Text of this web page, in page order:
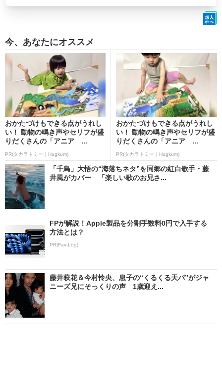
今、あなたにオススメ
おかたづけもできる点がうれし
い！ 動物の鳴き声やセリフが盛
りだくさんの「アニア ...
PR(タカラトミー｜Hugkum)
おかたづけもできる点がうれし
い！ 動物の鳴き声やセリフが盛
りだくさんの「アニア ...
PR(タカラトミー｜Hugkum)
「千鳥」大悟の“海落ちネタ”を同郷の紅白歌手・藤
井風がカバー 「楽しい歌のお兄さ...
FPが解説！Apple製品を分割手数料0円で入手する
方法とは？
PR(Fav-Log)
藤井萩花＆今村怜央、息子の“くるくる天パ”がジャ
ニーズ兄にそっくりの声 1歳迎え...